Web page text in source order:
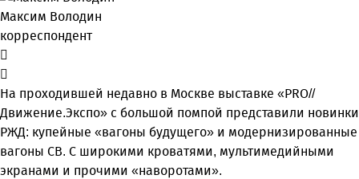
Максим Володин
корреспондент
На проходившей недавно в Мос­кве выставке «PRO//
Движение.Экспо» с большой помпой представили новинки
РЖД: купейные «вагоны будущего» и модернизированные
вагоны СВ. С широкими кроватями, мультимедийными
экранами и прочими «наворотами».